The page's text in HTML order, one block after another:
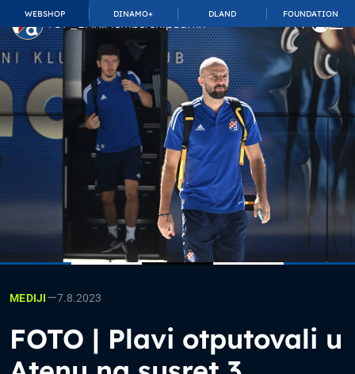
WEBSHOP DINAMO+ DLAND FOUNDATION
TOP_BAR.MembershipSuffix
MEDIJI—7.8.2023
FOTO | Plavi otputovali u